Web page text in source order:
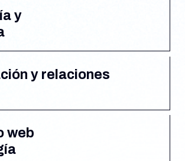
y
y relaciones
web